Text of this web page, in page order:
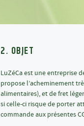
2. OBJET
LuZéCa est une entreprise
propose l’acheminement
alimentaires), et de fret
si celle-ci risque de porter
commande aux présentes